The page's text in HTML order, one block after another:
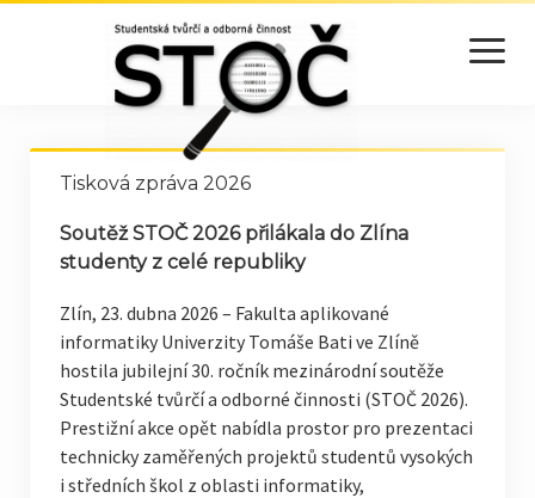
otevřít
menu
POKYNY PRO SOUTĚŽÍCÍ
PŘIHLÁŠENÉ PRÁCE
HARMONOGRAM
ORGANIZÁTOŘI
CENY A SPONZOŘI
REGISTRACE
VÝSLEDKY
Tisková zpráva 2026
Soutěž STOČ 2026 přilákala do Zlína
studenty z celé republiky
Zlín, 23. dubna 2026 – Fakulta aplikované
informatiky Univerzity Tomáše Bati ve Zlíně
hostila jubilejní 30. ročník mezinárodní soutěže
Studentské tvůrčí a odborné činnosti (STOČ 2026).
Prestižní akce opět nabídla prostor pro prezentaci
technicky zaměřených projektů studentů vysokých
i středních škol z oblasti informatiky,